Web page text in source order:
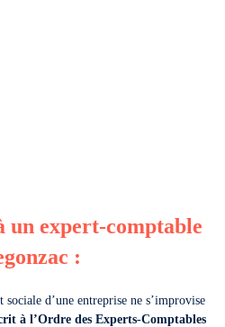
un expert-comptable
:
d’une entreprise ne s’improvise
à l’Ordre des Experts-Comptables